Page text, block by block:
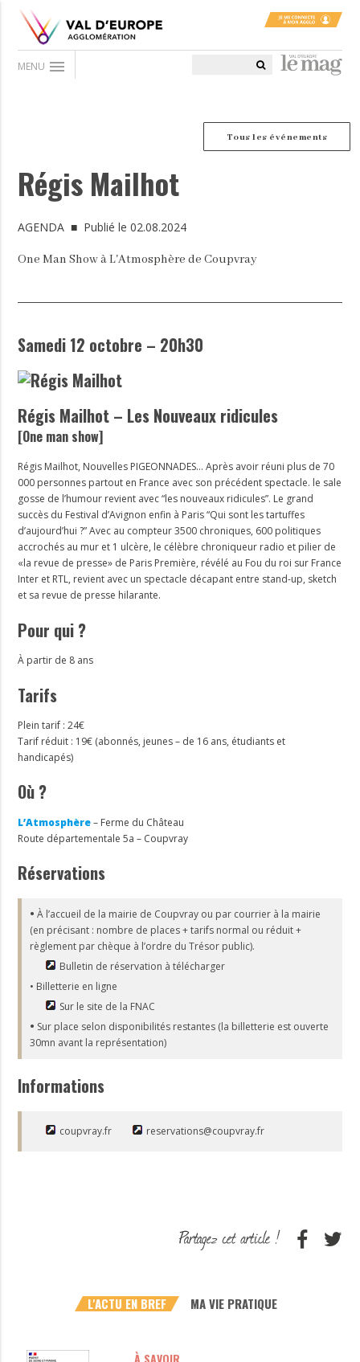
MENU menu
Tous les événements
Régis Mailhot
AGENDA ■ Publié le 02.08.2024
One Man Show à L'Atmosphère de Coupvray
Samedi 12 octobre – 20h30
Régis Mailhot – Les Nouveaux ridicules
[One man show]
Régis Mailhot, Nouvelles PIGEONNADES… Après avoir réuni plus de 70
000 personnes partout en France avec son précédent spectacle. le sale
gosse de l’humour revient avec “les nouveaux ridicules”. Le grand
succès du Festival d’Avignon enfin à Paris “Qui sont les tartuffes
d’aujourd’hui ?” Avec au compteur 3500 chroniques, 600 politiques
accrochés au mur et 1 ulcère, le célèbre chroniqueur radio et pilier de
«la revue de presse» de Paris Première, révélé au Fou du roi sur France
Inter et RTL, revient avec un spectacle décapant entre stand-up, sketch
et sa revue de presse hilarante.
Pour qui ?
À partir de 8 ans
Tarifs
Plein tarif : 24€
Tarif réduit : 19€ (abonnés, jeunes – de 16 ans, étudiants et
handicapés)
Où ?
L’Atmosphère– Ferme du Château
Route départementale 5a – Coupvray
Réservations
• À l’accueil de la mairie de Coupvray ou par courrier à la mairie
(en précisant : nombre de places + tarifs normal ou réduit +
règlement par chèque à l’ordre du Trésor public).
Bulletin de réservation à télécharger
• Billetterie en ligne
Sur le site de la FNAC
• Sur place selon disponibilités restantes (la billetterie est ouverte
30mn avant la représentation)
Informations
coupvray.fr reservations@coupvray.fr
L'ACTU EN BREF MA VIE PRATIQUE
À SAVOIR